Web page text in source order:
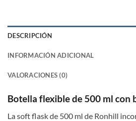
DESCRIPCIÓN
INFORMACIÓN ADICIONAL
VALORACIONES (0)
Botella flexible de 500 ml con
La soft flask de 500 ml de Ronhill